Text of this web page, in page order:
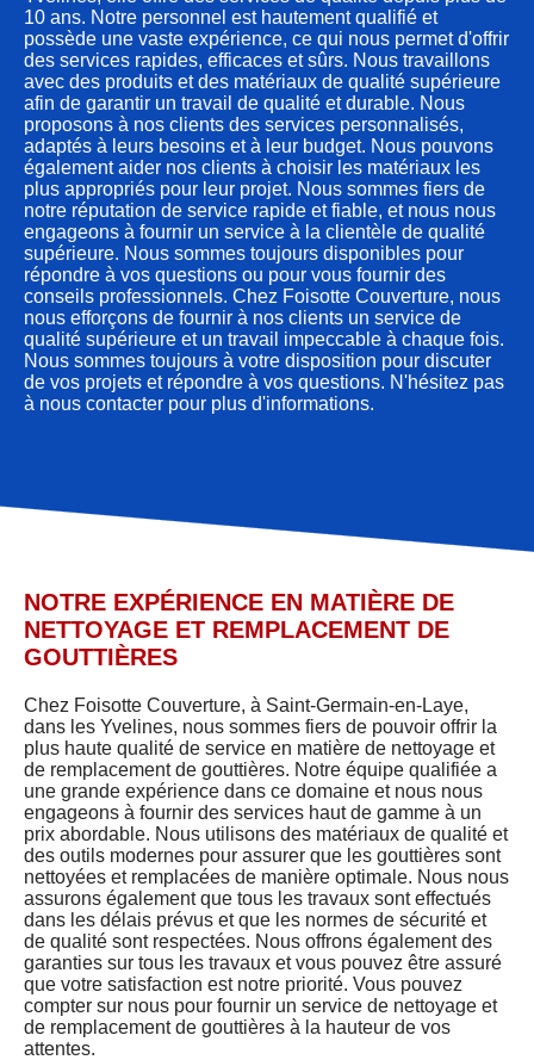
10 ans. Notre personnel est hautement qualifié et
possède une vaste expérience, ce qui nous permet d'offrir
des services rapides, efficaces et sûrs. Nous travaillons
avec des produits et des matériaux de qualité supérieure
afin de garantir un travail de qualité et durable. Nous
proposons à nos clients des services personnalisés,
adaptés à leurs besoins et à leur budget. Nous pouvons
également aider nos clients à choisir les matériaux les
plus appropriés pour leur projet. Nous sommes fiers de
notre réputation de service rapide et fiable, et nous nous
engageons à fournir un service à la clientèle de qualité
supérieure. Nous sommes toujours disponibles pour
répondre à vos questions ou pour vous fournir des
conseils professionnels. Chez Foisotte Couverture, nous
nous efforçons de fournir à nos clients un service de
qualité supérieure et un travail impeccable à chaque fois.
Nous sommes toujours à votre disposition pour discuter
de vos projets et répondre à vos questions. N'hésitez pas
à nous contacter pour plus d'informations.
NOTRE EXPÉRIENCE EN MATIÈRE DE
NETTOYAGE ET REMPLACEMENT DE
GOUTTIÈRES
Chez Foisotte Couverture, à Saint-Germain-en-Laye,
dans les Yvelines, nous sommes fiers de pouvoir offrir la
plus haute qualité de service en matière de nettoyage et
de remplacement de gouttières. Notre équipe qualifiée a
une grande expérience dans ce domaine et nous nous
engageons à fournir des services haut de gamme à un
prix abordable. Nous utilisons des matériaux de qualité et
des outils modernes pour assurer que les gouttières sont
nettoyées et remplacées de manière optimale. Nous nous
assurons également que tous les travaux sont effectués
dans les délais prévus et que les normes de sécurité et
de qualité sont respectées. Nous offrons également des
garanties sur tous les travaux et vous pouvez être assuré
que votre satisfaction est notre priorité. Vous pouvez
compter sur nous pour fournir un service de nettoyage et
de remplacement de gouttières à la hauteur de vos
attentes.